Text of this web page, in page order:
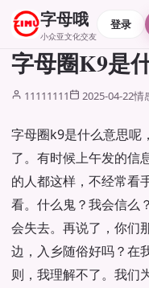
字母哦
小众亚文化交友
登录
字母圈K9是
11111111 2025-04-22情
字母圈k9是什么意思呢
了。有时候上午发的信
的人都这样，不经常看
看。什么鬼？我会信么
会失去。再说了，你们
边，入乡随俗好吗？在
则，我理解不了。我们